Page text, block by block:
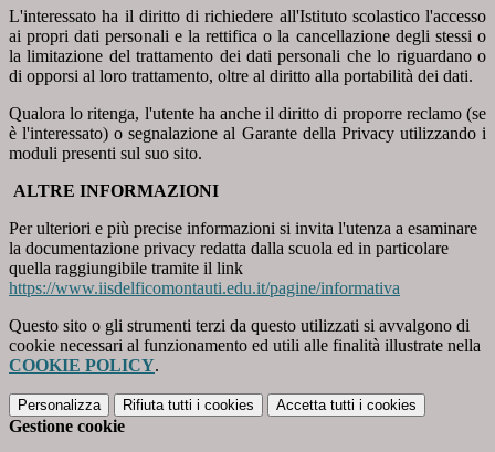
L'interessato ha il diritto di richiedere all'Istituto scolastico l'accesso
ai propri dati personali e la rettifica o la cancellazione degli stessi o
la limitazione del trattamento dei dati personali che lo riguardano o
di opporsi al loro trattamento, oltre al diritto alla portabilità dei dati.
Qualora lo ritenga, l'utente ha anche il diritto di proporre reclamo (se
è l'interessato) o segnalazione al Garante della Privacy utilizzando i
moduli presenti sul suo sito.
ALTRE INFORMAZIONI
Per ulteriori e più precise informazioni si invita l'utenza a esaminare
la documentazione privacy redatta dalla scuola ed in particolare
quella raggiungibile tramite il link
https://www.iisdelficomontauti.edu.it/pagine/informativa
Questo sito o gli strumenti terzi da questo utilizzati si avvalgono di
cookie necessari al funzionamento ed utili alle finalità illustrate nella
COOKIE POLICY.
Personalizza Rifiuta tutti i cookies Accetta tutti i cookies
Gestione cookie